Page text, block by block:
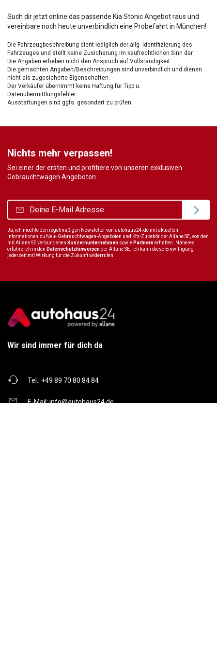
Such dir jetzt online das passende Kia Stonic Angebot raus und
vereinbare noch heute unverbindlich eine Probefahrt in München!
Die Fahrzeugbeschreibung dient lediglich der allg. Identifizierung des
Fahrzeuges und stellt keine Zusicherung im kaufrechtlichen Sinn dar.
Die Angaben erheben nicht den Anspruch auf Vollständigkeit.
Die gemachten Angaben/Beschreibungen sind unverbindlich und dienen
nicht als zugesicherte Eigenschaften.
Der Verkäufer übernimmt keine Haftung für Tipp u.
Datenübermittlungsfehler.
Ausstattungen sind ggfs. gesondert zu prüfen.
Nichts mehr verpassen!
Sei einer der ersten und profitiere von unseren exklusiven
Gebrauchtwagen Angeboten.
Ja, ich möchte den regelmäßigen Newsletter von autohaus24.de mit aktuellen
Informationen zu Neu- Gebrauchtwagen-Angeboten und Kfz-Zubehör der Allane SE, von den
mit Allane SE verbundenen Konzernunternehmen sowie Partnernerhalten. Näheres
erfahre ich in den Datenschutzhinweisender Allane SE. Ich kann diese Einwilligung
jederzeit mit Wirkung für die Zukunft widerrufen.
Wir sind immer für dich da
Tel.: +49 89 70 80 84 84
E-Mail:info@autohaus24.de